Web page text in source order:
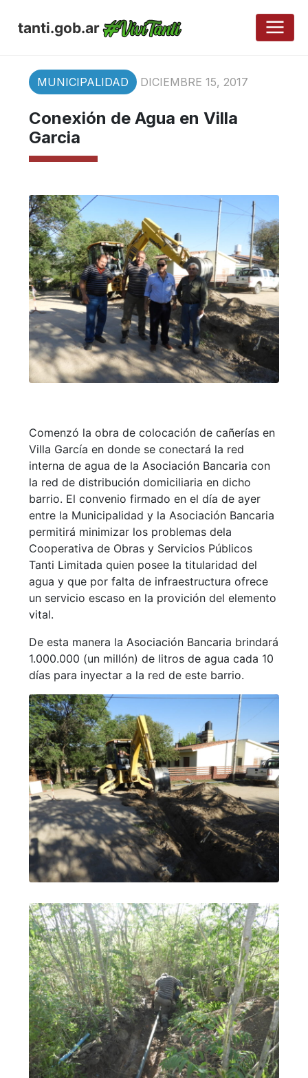
tanti.gob.ar
MUNICIPALIDAD DICIEMBRE 15, 2017
Conexión de Agua en Villa
Garcia
Comenzó la obra de colocación de cañerías en
Villa García en donde se conectará la red
interna de agua de la Asociación Bancaria con
la red de distribución domiciliaria en dicho
barrio. El convenio firmado en el día de ayer
entre la Municipalidad y la Asociación Bancaria
permitirá minimizar los problemas dela
Cooperativa de Obras y Servicios Públicos
Tanti Limitada quien posee la titularidad del
agua y que por falta de infraestructura ofrece
un servicio escaso en la provición del elemento
vital.
De esta manera la Asociación Bancaria brindará
1.000.000 (un millón) de litros de agua cada 10
días para inyectar a la red de este barrio.